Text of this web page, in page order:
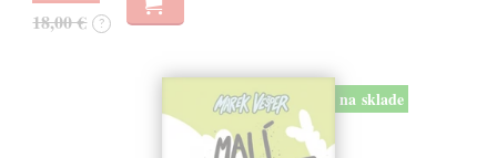
18,00 € ?
na sklade